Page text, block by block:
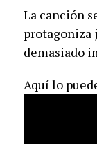
La canción
protagoniza
demasiado
Aquí lo